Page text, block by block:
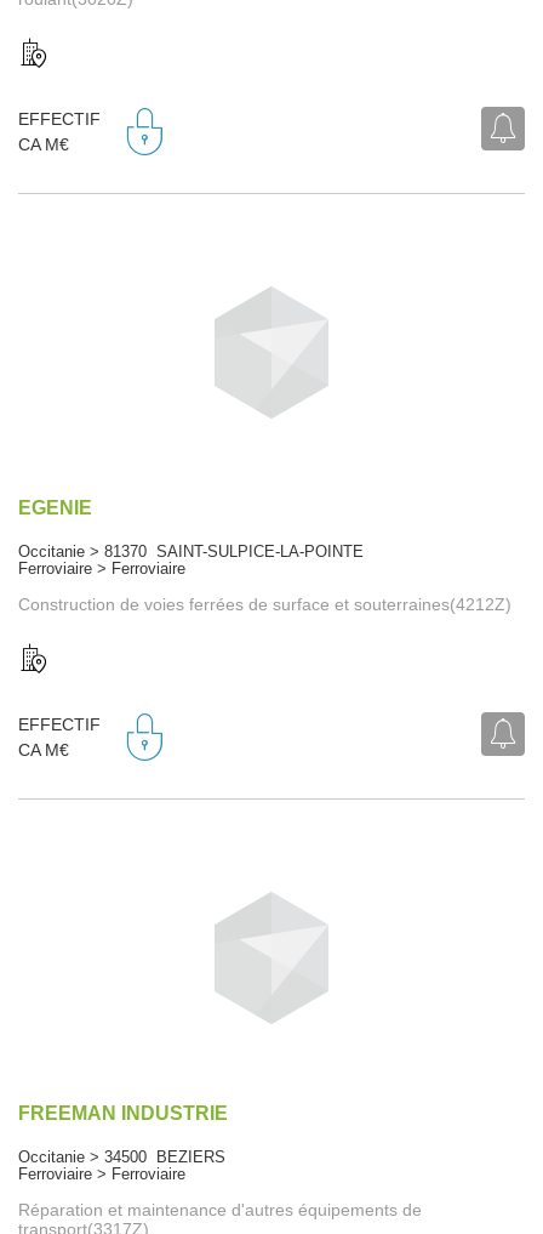
EFFECTIF
CA M€
EGENIE
Occitanie > 81370 SAINT-SULPICE-LA-POINTE
Ferroviaire > Ferroviaire
Construction de voies ferrées de surface et souterraines(4212Z)
EFFECTIF
CA M€
FREEMAN INDUSTRIE
Occitanie > 34500 BEZIERS
Ferroviaire > Ferroviaire
Réparation et maintenance d'autres équipements de
transport(3317Z)